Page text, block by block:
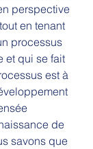
perspective
en tenant
processus
et qui se fait
est à
de
savons que